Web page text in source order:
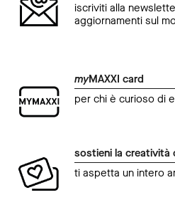
iscriviti alla
aggiornamenti sul
myMAXXI card
per chi è curioso di
sostieni la creatività
ti aspetta un intero